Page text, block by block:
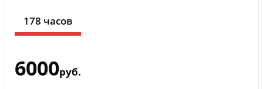
178 часов
6000руб.